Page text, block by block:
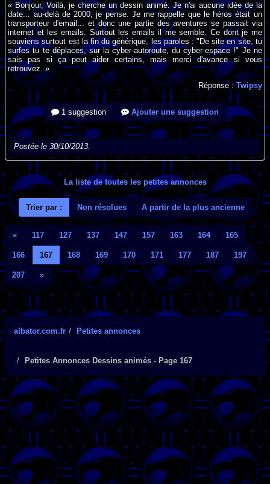
« Bonjour, Voilà, je cherche un dessin animé. Je n'ai aucune idée de la
date... au-delà de 2000, je pense. Je me rappelle que le héros était un
transporteur d'email... et donc une partie des aventures se passait via
internet et les emails. Surtout les emails il me semble. Ce dont je me
souviens surtout est la fin du générique, les paroles : "De site en site, tu
surfes tu te déplaces, sur la cyber-autoroute, du cyber-espace !" Je ne
sais pas si ça peut aider certains, mais merci d'avance si vous
retrouvez. »
Réponse :Twipsy
1 suggestion Ajouter une suggestion
Postée le 30/10/2013.
La liste de toutes les petites annonces
Trier par : Non résolues A partir de la plus ancienne
« 117 127 137 147 157 163 164 165
166 167 168 169 170 171 177 187 197
207 »
albator.com.fr Petites annonces
Petites Annonces Dessins animés - Page 167